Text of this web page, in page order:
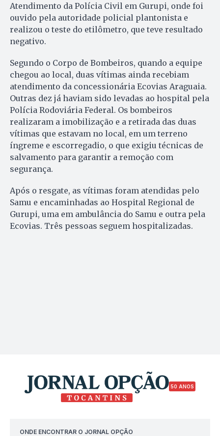
Atendimento da Polícia Civil em Gurupi, onde foi
ouvido pela autoridade policial plantonista e
realizou o teste do etilômetro, que teve resultado
negativo.
Segundo o Corpo de Bombeiros, quando a equipe
chegou ao local, duas vítimas ainda recebiam
atendimento da concessionária Ecovias Araguaia.
Outras dez já haviam sido levadas ao hospital pela
Polícia Rodoviária Federal. Os bombeiros
realizaram a imobilização e a retirada das duas
vítimas que estavam no local, em um terreno
íngreme e escorregadio, o que exigiu técnicas de
salvamento para garantir a remoção com
segurança.
Após o resgate, as vítimas foram atendidas pelo
Samu e encaminhadas ao Hospital Regional de
Gurupi, uma em ambulância do Samu e outra pela
Ecovias. Três pessoas seguem hospitalizadas.
50 ANOS
ONDE ENCONTRAR O JORNAL OPÇÃO